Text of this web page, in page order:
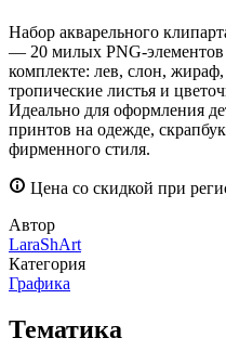
Набор акварельного
— 20 милых PNG-
комплекте: лев, слон, жираф,
тропические листья и
Идеально для оформления
принтов на одежде,
фирменного стиля.
Цена со скидкой при
Автор
LaraShArt
Категория
Графика
Тематика